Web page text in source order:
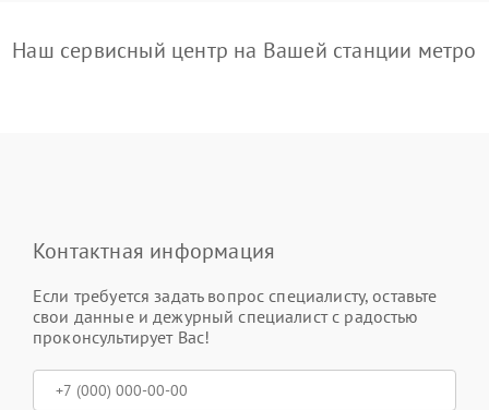
Наш сервисный центр на Вашей станции метро
Контактная информация
Если требуется задать вопрос специалисту, оставьте
свои данные и дежурный специалист с радостью
проконсультирует Вас!